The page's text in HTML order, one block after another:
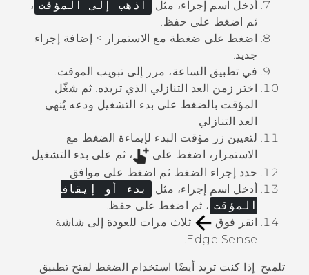
أدخل اسم إجراء، مثل
اذهب إلى المؤقت ،
ثم اضغط على حفظ.
اضغط على ضغطة مع الاستمرار >
إضافة إجراء
جديد.
في تطبيق الساعة، مرر إلى تبويب الموقت.
اختر زمن العد التنازلي الذي تريده. ثم شغّل
المؤقت بالضغط على بدء التشغيل ودعه يُنهي
العد التنازلي.
لتعيين زر مؤقت البدء لإيماءة الضغط مع
الاستمرار، اضغط على
، ثم على بدء التشغيل.
حدد إجراء الضغط ثم اضغط على موافق
أدخل اسم إجراء، مثل
بدء أو إيقاف
المؤقت ، ثم اضغط على حفظ
انقر فوق
ثلاث مرات للعودة إلى شاشة
Edge Sense
.
تلميح: إذا كنت تريد أيضًا استخدام الضغط لفتح تطبيق